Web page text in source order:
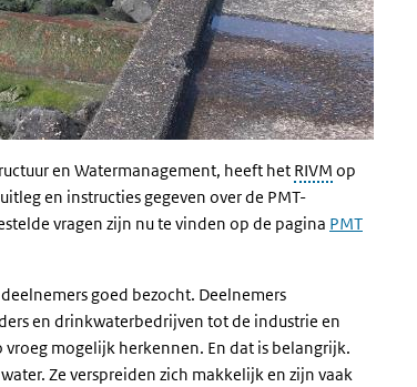
en Watermanagement, heeft het RIVM op
en instructies gegeven over de PMT-
vragen zijn nu te vinden op de pagina PMT
goed bezocht. Deelnemers
en drinkwaterbedrijven tot de industrie en
mogelijk herkennen. En dat is belangrijk.
Ze verspreiden zich makkelijk en zijn vaak